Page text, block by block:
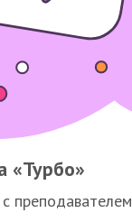
«Турбо»
преподавателем